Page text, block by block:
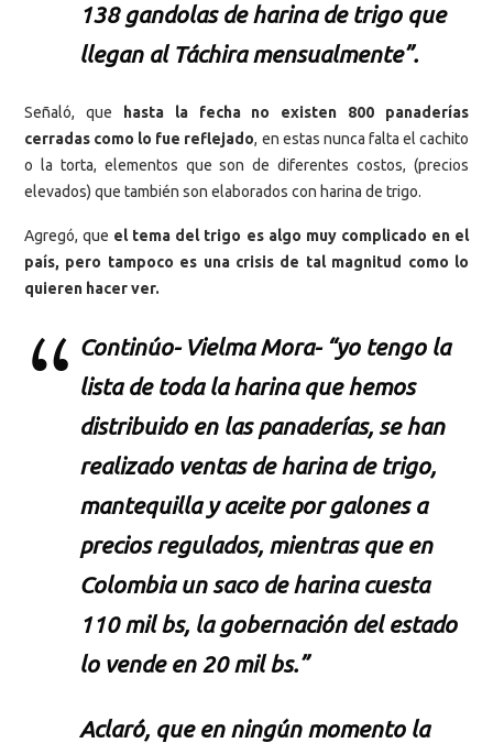
138 gandolas de harina de trigo que
llegan al Táchira mensualmente”.
Señaló, que
hasta la fecha no existen 800 panaderías
cerradas como lo fue reflejado, en estas nunca falta el cachito
o la torta, elementos que son de diferentes costos, (precios
elevados) que también son elaborados con harina de trigo.
Agregó, que el tema del trigo es algo muy complicado en el
país, pero tampoco es una crisis de tal magnitud como lo
quieren hacer ver.
Continúo- Vielma Mora- “yo tengo la
lista de toda la harina que hemos
distribuido en las panaderías, se han
realizado ventas de harina de trigo,
mantequilla y aceite por galones a
precios regulados, mientras que en
Colombia un saco de harina cuesta
110 mil bs, la gobernación del estado
lo vende en 20 mil bs.”
Aclaró, que en ningún momento la